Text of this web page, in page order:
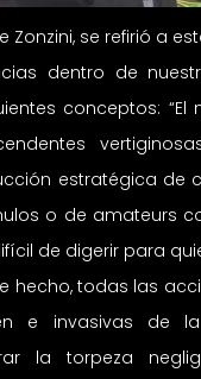
Zonzini, se refirió a
dentro de
conceptos: “El
estratégica de
o de amateurs
de digerir para
hecho, todas las
e invasivas de la
la torpeza